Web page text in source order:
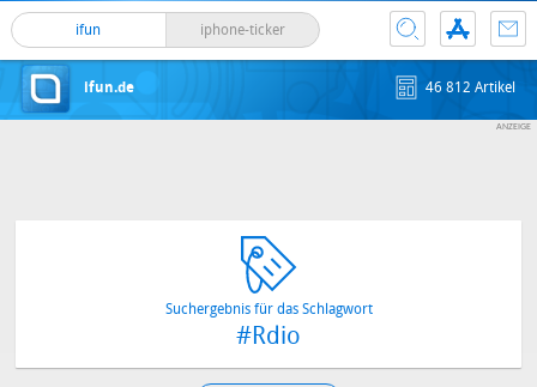
ifun iphone-ticker
ifun.de 46 812 Artikel
Suchergebnis für das Schlagwort
#Rdio